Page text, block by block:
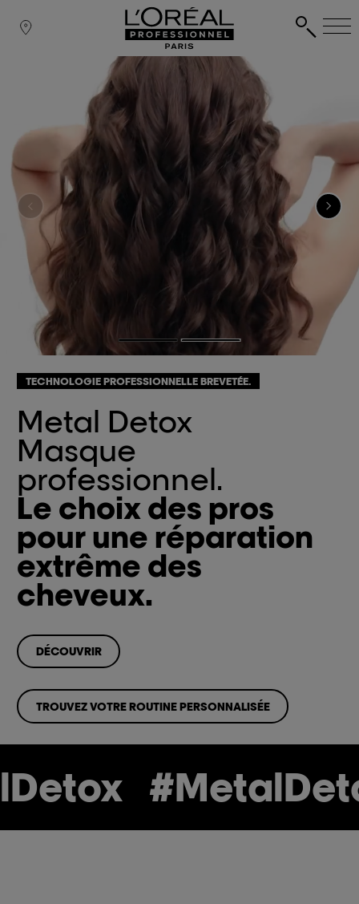
TECHNOLOGIE PROFESSIONNELLE BREVETÉE.
Metal Detox
Masque
professionnel.
Le choix des pros
pour une réparation
extrême des
cheveux.
DÉCOUVRIR
TROUVEZ VOTRE ROUTINE PERSONNALISÉE